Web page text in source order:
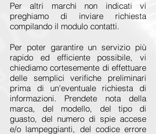
Per altri marchi non indicati vi
preghiamo di inviare richiesta
compilando il modulo contatti.
Per poter garantire un servizio più
rapido ed efficiente possibile, vi
chiediamo cortesemente di effettuare
delle semplici verifiche preliminari
prima di un'eventuale richiesta di
informazioni. Prendete nota della
marca, del modello, del tipo di
guasto, del numero di spie accese
e/o lampeggianti, del codice errore